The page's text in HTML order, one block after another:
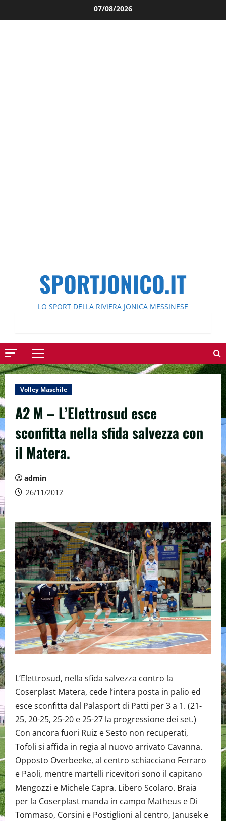
al
07/08/2026
SPORTJONICO.IT
LO SPORT DELLA RIVIERA JONICA MESSINESE
Menu
principale
Volley Maschile
A2 M – L’Elettrosud esce
sconfitta nella sfida salvezza con
il Matera.
admin
26/11/2012
L’Elettrosud, nella sfida salvezza contro la
Coserplast Matera, cede l’intera posta in palio ed
esce sconfitta dal Palasport di Patti per 3 a 1. (21-
25, 20-25, 25-20 e 25-27 la progressione dei set.)
Con ancora fuori Ruiz e Sesto non recuperati,
Tofoli si affida in regia al nuovo arrivato Cavanna.
Opposto Overbeeke, al centro schiacciano Ferraro
e Paoli, mentre martelli ricevitori sono il capitano
Mengozzi e Michele Capra. Libero Scolaro. Braia
per la Coserplast manda in campo Matheus e Di
Tommaso, Corsini e Postiglioni al centro, Janusek e